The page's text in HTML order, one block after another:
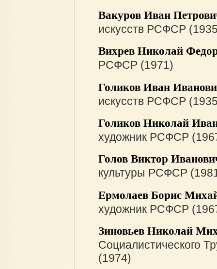
Вакуров Иван
искусств РСФСР
Вихрев Николай
РСФСР (1971)
Голиков Иван
искусств РСФСР
Голиков Николай
художник РСФСР
Голов Виктор
культуры РСФСР
Ермолаев Борис
художник РСФСР
Зиновьев Николай
Социалистического
(1974)